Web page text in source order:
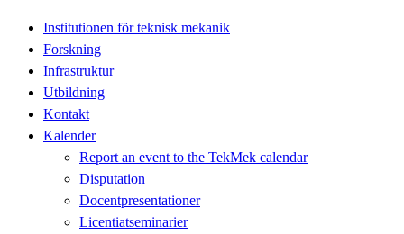
Institutionen för teknisk mekanik
Forskning
Infrastruktur
Utbildning
Kontakt
Kalender
Report an event to the TekMek calendar
Disputation
Docentpresentationer
Licentiatseminarier